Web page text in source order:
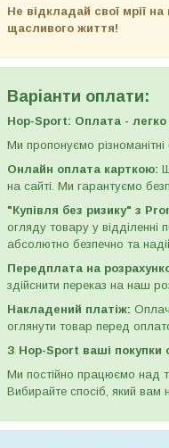
Не відкладай свої мрії
щасливого життя!
Варіанти оплати:
Hop-Sport: Оплата - легко
Ми пропонуємо
Онлайн оплата карткою:
на сайті. Ми гарантуємо
"Купівля без ризику" з
огляду товару у
абсолютно безпечно та
Передплата на
здійснити переказ на наш
Накладений платіж:
оглянути товар перед
З Hop-Sport ваші
Ми постійно працюємо над
Вибирайте спосіб, який вам